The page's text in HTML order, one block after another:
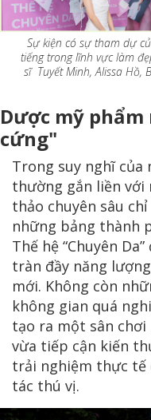
Sự kiện có sự tham dự
tiếng trong lĩnh vực làm
sĩ Tuyết Minh, Alissa Hồ,
Dược mỹ
cứng"
Trong suy nghĩ của
thường gắn liền với
thảo chuyên sâu
những bảng thành
Thế hệ “Chuyên
tràn đầy năng
mới. Không còn
không gian quá
tạo ra một sân
vừa tiếp cận kiến
trải nghiệm thực tế
tác thú vị.